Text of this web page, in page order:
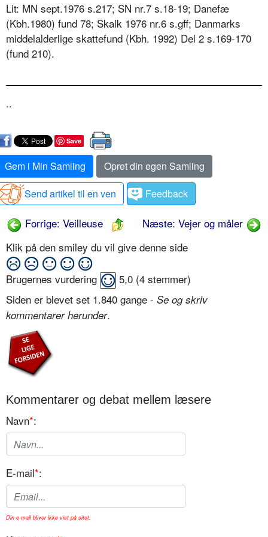
Lit: MN sept.1976 s.217; SN nr.7 s.18-19; Danefæ
(Kbh.1980) fund 78; Skalk 1976 nr.6 s.gff; Danmarks
middelalderlige skattefund (Kbh. 1992) Del 2 s.169-170
(fund 210).
..
Save
Gem i Min Samling
Opret din egen Samling
Send artikel til en ven
Feedback
Forrige: Veilleuse
Næste: Vejer og måler
Klik på den smiley du vil give denne side
Brugernes vurdering 5,0 (4 stemmer)
Siden er blevet set 1.840 gange - Se og skriv
kommentarer herunder.
Kommentarer og debat mellem læsere
Navn*:
E-mail*:
Din e-mail bliver ikke vist på sitet.